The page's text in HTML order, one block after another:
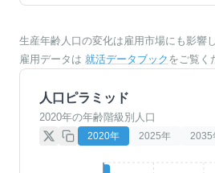
生産年齢人口の変化は雇用市場にも影響
雇用データは 就活データブック をご覧く
人口ピラミッド
2020年の年齢階級別人口
2020年 2025年 2035